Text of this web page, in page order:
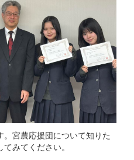
宮農応援団について知りた
みてください。